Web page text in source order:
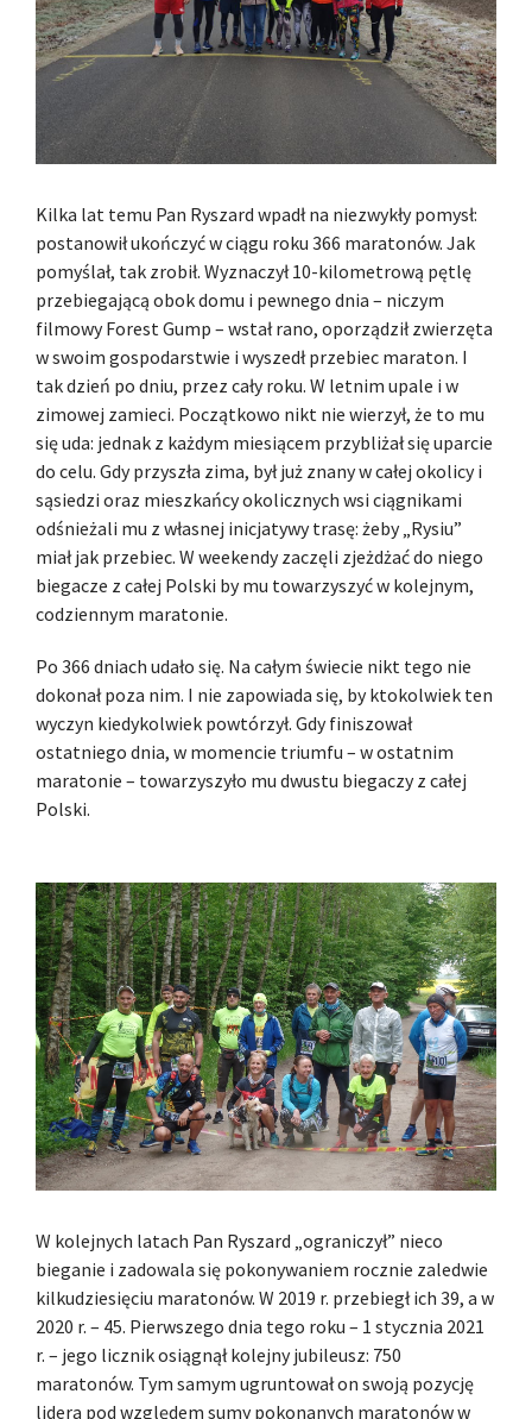
Kilka lat temu Pan Ryszard wpadł na niezwykły pomysł:
postanowił ukończyć w ciągu roku 366 maratonów. Jak
pomyślał, tak zrobił. Wyznaczył 10-kilometrową pętlę
przebiegającą obok domu i pewnego dnia – niczym
filmowy Forest Gump – wstał rano, oporządził zwierzęta
w swoim gospodarstwie i wyszedł przebiec maraton. I
tak dzień po dniu, przez cały roku. W letnim upale i w
zimowej zamieci. Początkowo nikt nie wierzył, że to mu
się uda: jednak z każdym miesiącem przybliżał się uparcie
do celu. Gdy przyszła zima, był już znany w całej okolicy i
sąsiedzi oraz mieszkańcy okolicznych wsi ciągnikami
odśnieżali mu z własnej inicjatywy trasę: żeby „Rysiu”
miał jak przebiec. W weekendy zaczęli zjeżdżać do niego
biegacze z całej Polski by mu towarzyszyć w kolejnym,
codziennym maratonie.
Po 366 dniach udało się. Na całym świecie nikt tego nie
dokonał poza nim. I nie zapowiada się, by ktokolwiek ten
wyczyn kiedykolwiek powtórzył. Gdy finiszował
ostatniego dnia, w momencie triumfu – w ostatnim
maratonie – towarzyszyło mu dwustu biegaczy z całej
Polski.
W kolejnych latach Pan Ryszard „ograniczył” nieco
bieganie i zadowala się pokonywaniem rocznie zaledwie
kilkudziesięciu maratonów. W 2019 r. przebiegł ich 39, a w
2020 r. – 45. Pierwszego dnia tego roku – 1 stycznia 2021
r. – jego licznik osiągnął kolejny jubileusz: 750
maratonów. Tym samym ugruntował on swoją pozycję
lidera pod względem sumy pokonanych maratonów w